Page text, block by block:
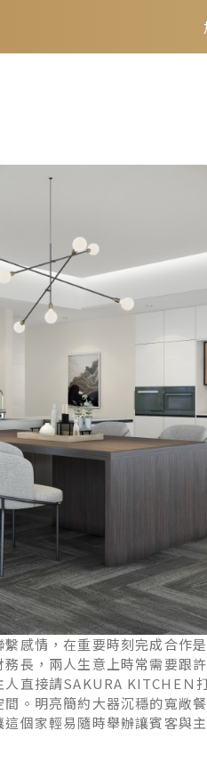
感情，在重要時刻完成合作
長，兩人生意上時常需要跟
直接請SAKURA KITCHEＮ
。明亮簡約大器沉穩的寬敞
個家輕易隨時舉辦讓賓客與